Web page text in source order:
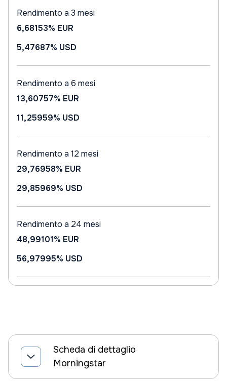
Rendimento a 3 mesi
6,68153% EUR
5,47687% USD
Rendimento a 6 mesi
13,60757% EUR
11,25959% USD
Rendimento a 12 mesi
29,76958% EUR
29,85969% USD
Rendimento a 24 mesi
48,99101% EUR
56,97995% USD
Scheda di dettaglio
Morningstar